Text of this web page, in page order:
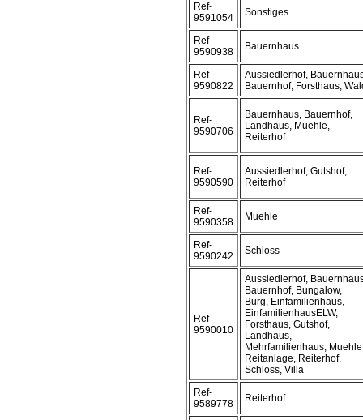
Ref-
9591054
Sonstiges
Ref-
9590938
Bauernhaus
Ref-
9590822
Aussiedlerhof,
Bauernhof, Forsthaus,
Ref-
9590706
Bauernhaus, Bauernhof,
Landhaus, Muehle,
Reiterhof
Ref-
9590590
Aussiedlerhof, Gutshof,
Reiterhof
Ref-
9590358
Muehle
Ref-
9590242
Schloss
Ref-
9590010
Aussiedlerhof,
Bauernhof, Bungalow,
Burg, Einfamilienhaus,
EinfamilienhausELW,
Forsthaus, Gutshof,
Landhaus,
Mehrfamilienhaus,
Reitanlage, Reiterhof,
Schloss, Villa
Ref-
9589778
Reiterhof